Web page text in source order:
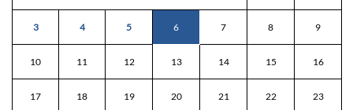
3 4 5 6 7 8 9
10 11 12 13 14 15 16
17 18 19 20 21 22 23